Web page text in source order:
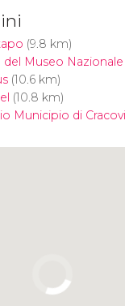
(9.8 km)
del Museo Nazionale
(10.6 km)
(10.8 km)
Municipio di